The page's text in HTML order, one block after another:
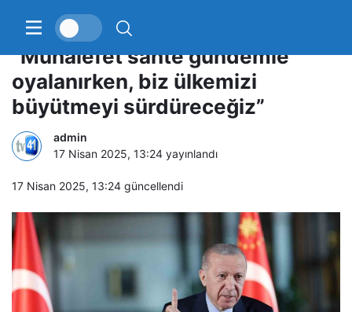
Cumhurbaşkanı Erdoğan:
“Muhalefet sahte gündemle
oyalanırken, biz ülkemizi
büyütmeyi sürdüreceğiz”
admin
17 Nisan 2025, 13:24 yayınlandı
17 Nisan 2025, 13:24 güncellendi